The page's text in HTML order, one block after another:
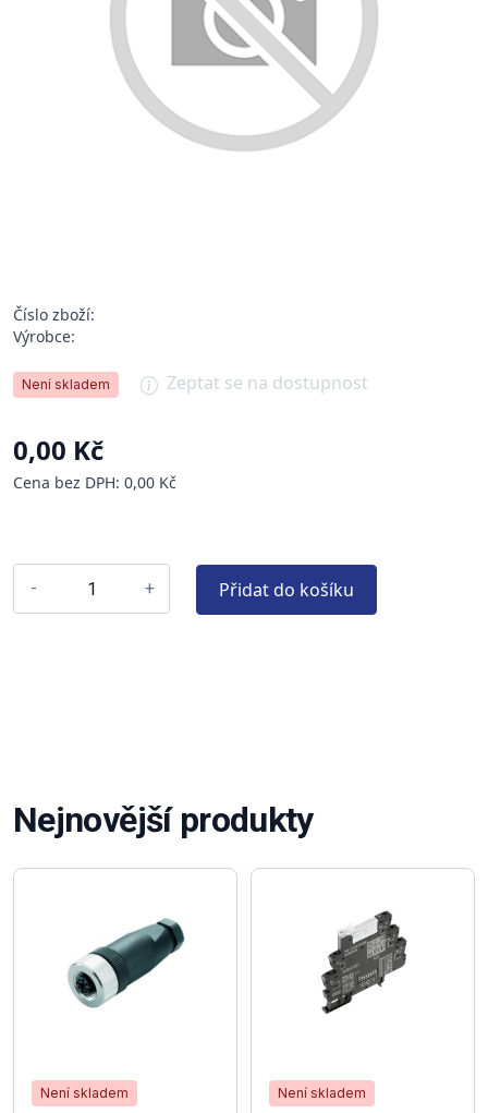
Číslo zboží:
Výrobce:
Není skladem Zeptat se na dostupnost
0,00 Kč
Cena bez DPH: 0,00 Kč
- + Přidat do košíku
Nejnovější produkty
Není skladem Není skladem